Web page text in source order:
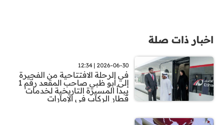
اخبار ذات صلة
2026-06-30 | 12:34
في الرحلة الافتتاحية من الفجيرة
إلى أبو ظبي صاحب المقعد رقم 1
يبدأ المسيرة التاريخية لخدمات
قطار الركاب في الإمارات